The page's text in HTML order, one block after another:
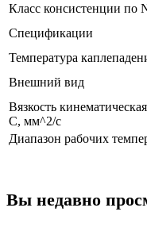
Класс консистенции по
Спецификации
Температура
Внешний вид
Вязкость
С, мм^2/c
Диапазон рабочих
Вы недавно